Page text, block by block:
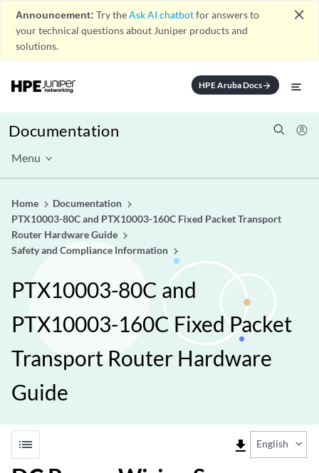
Announcement: Try theAsk AI chatbotfor answers to
your technical questions about Juniper products and
solutions.
close
HPE Aruba Docsarrow_forward
Documentation
Menu
Home
Documentation
PTX10003-80C and PTX10003-160C Fixed Packet Transport
Router Hardware Guide
Safety and Compliance Information
PTX10003-80C and
PTX10003-160C Fixed Packet
Transport Router Hardware
Guide
list file_download English